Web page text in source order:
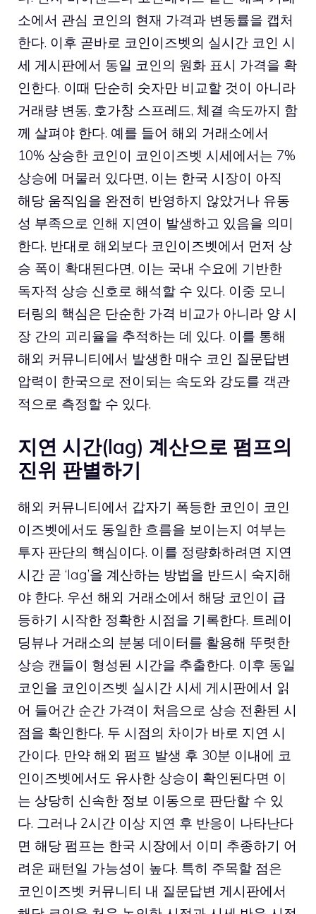
소에서 관심 코인의 현재 가격과 변동률을 캡처
한다. 이후 곧바로 코인이즈벳의 실시간 코인 시
세 게시판에서 동일 코인의 원화 표시 가격을 확
인한다. 이때 단순히 숫자만 비교할 것이 아니라
거래량 변동, 호가창 스프레드, 체결 속도까지 함
께 살펴야 한다. 예를 들어 해외 거래소에서
10% 상승한 코인이 코인이즈벳 시세에서는 7%
상승에 머물러 있다면, 이는 한국 시장이 아직
해당 움직임을 완전히 반영하지 않았거나 유동
성 부족으로 인해 지연이 발생하고 있음을 의미
한다. 반대로 해외보다 코인이즈벳에서 먼저 상
승 폭이 확대된다면, 이는 국내 수요에 기반한
독자적 상승 신호로 해석할 수 있다. 이중 모니
터링의 핵심은 단순한 가격 비교가 아니라 양 시
장 간의 괴리율을 추적하는 데 있다. 이를 통해
해외 커뮤니티에서 발생한 매수 코인 질문답변
압력이 한국으로 전이되는 속도와 강도를 객관
적으로 측정할 수 있다.
지연 시간(lag) 계산으로 펌프의
진위 판별하기
해외 커뮤니티에서 갑자기 폭등한 코인이 코인
이즈벳에서도 동일한 흐름을 보이는지 여부는
투자 판단의 핵심이다. 이를 정량화하려면 지연
시간 곧 ‘lag’을 계산하는 방법을 반드시 숙지해
야 한다. 우선 해외 거래소에서 해당 코인이 급
등하기 시작한 정확한 시점을 기록한다. 트레이
딩뷰나 거래소의 분봉 데이터를 활용해 뚜렷한
상승 캔들이 형성된 시간을 추출한다. 이후 동일
코인을 코인이즈벳 실시간 시세 게시판에서 읽
어 들어간 순간 가격이 처음으로 상승 전환된 시
점을 확인한다. 두 시점의 차이가 바로 지연 시
간이다. 만약 해외 펌프 발생 후 30분 이내에 코
인이즈벳에서도 유사한 상승이 확인된다면 이
는 상당히 신속한 정보 이동으로 판단할 수 있
다. 그러나 2시간 이상 지연 후 반응이 나타난다
면 해당 펌프는 한국 시장에서 이미 추종하기 어
려운 패턴일 가능성이 높다. 특히 주목할 점은
코인이즈벳 커뮤니티 내 질문답변 게시판에서